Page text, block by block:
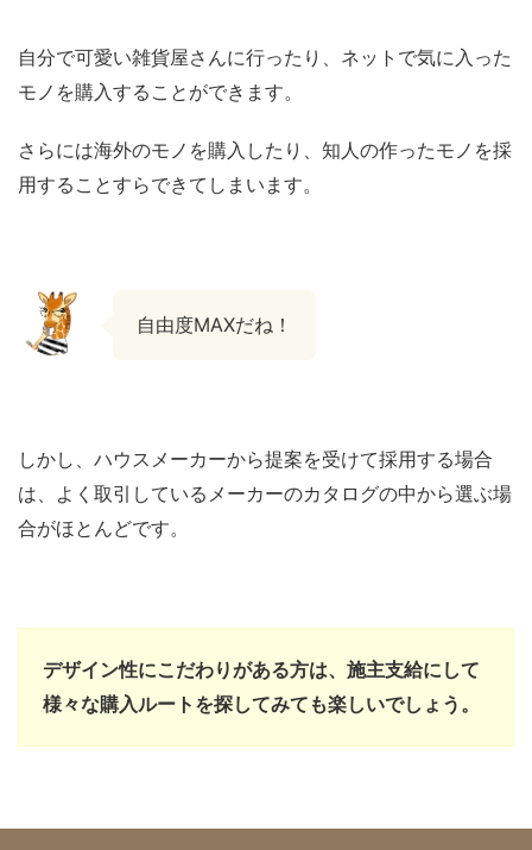
自分で可愛い雑貨屋さんに行ったり、ネットで気に入った
モノを購入することができます。
さらには海外のモノを購入したり、知人の作ったモノを採
用することすらできてしまいます。
自由度MAXだね！
しかし、ハウスメーカーから提案を受けて採用する場合
は、よく取引しているメーカーのカタログの中から選ぶ場
合がほとんどです。
デザイン性にこだわりがある方は、施主支給にして
様々な購入ルートを探してみても楽しいでしょう。